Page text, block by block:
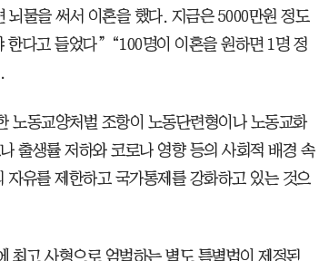
뇌물을 써서 이혼을 했다. 지금은 5000만원 정도
한다고 들었다” “100명이 이혼을 원하면 1명 정
노동교양처벌 조항이 노동단련형이나 노동교화
출생률 저하와 코로나 영향 등의 사회적 배경 속
유를 제한하고 국가통제를 강화하고 있는 것으
최고 사형으로 엄벌하는 별도 특별법이 제정된